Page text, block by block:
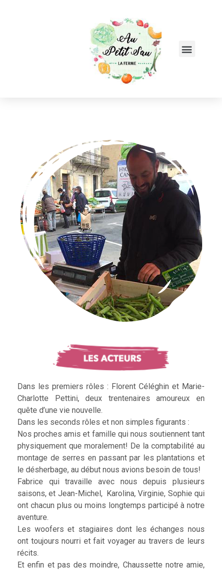
Dans les premiers rôles : Florent Céléghin et Marie-
Charlotte Pettini, deux trentenaires amoureux en
quête d’une vie nouvelle.
Dans les seconds rôles et non simples figurants :
Nos proches amis et famille qui nous soutiennent tant
physiquement que moralement! De la comptabilité au
montage de serres en passant par les plantations et
le désherbage, au début nous avions besoin de tous!
Fabrice qui travaille avec nous depuis plusieurs
saisons, et Jean-Michel, Karolina, Virginie, Sophie qui
ont chacun plus ou moins longtemps participé à notre
aventure.
Les woofers et stagiaires dont les échanges nous
ont toujours nourri et fait voyager au travers de leurs
récits.
Et enfin et pas des moindre, Chaussette notre amie,